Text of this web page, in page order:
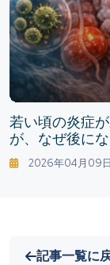
若い頃の炎症
が、なぜ後に
2026年04月09日
記事一覧に